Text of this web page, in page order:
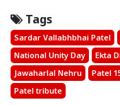
Tags
Sardar Vallabhbhai Patel
National Unity Day
Ekta
Jawaharlal Nehru
Patel
Patel tribute